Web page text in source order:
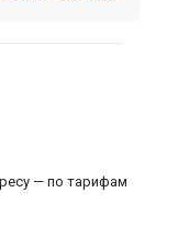
— по тарифам